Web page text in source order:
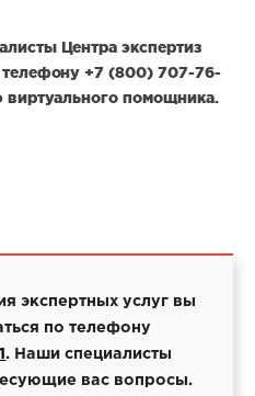
Центра экспертиз
телефону +7 (800) 707-76-
помощника.
экспертных услуг вы
по телефону
. Наши специалисты
вас вопросы.